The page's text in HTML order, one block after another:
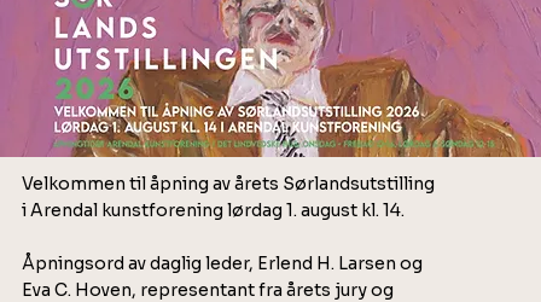
Velkommen til åpning av årets Sørlandsutstilling
i Arendal kunstforening lørdag 1. august kl. 14.
Åpningsord av daglig leder, Erlend H. Larsen og
Eva C. Hoven, representant fra årets jury og